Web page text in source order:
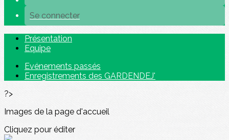
Se connecter
Présentation
Equipe
Evénements passés
Enregistrements des GARDENDEJ'
?>
Images de la page d'accueil
Cliquez pour éditer